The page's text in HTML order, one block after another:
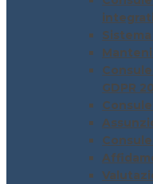
integrati
GDPR